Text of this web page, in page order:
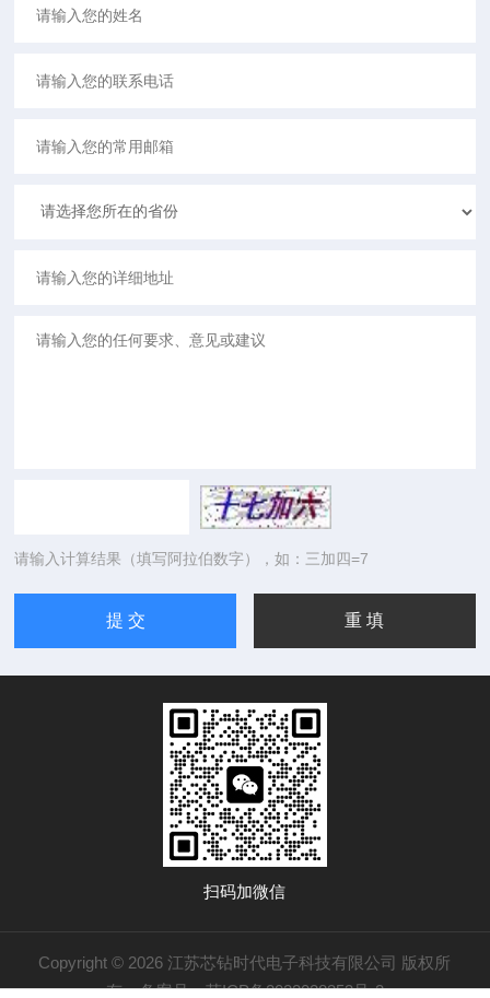
请输入计算结果（填写阿拉伯数字），如：三加四=7
扫码加微信
Copyright © 2026 江苏芯钻时代电子科技有限公司 版权所
有备案号：苏ICP备2022028353号-2